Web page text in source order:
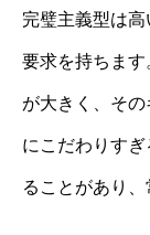
完璧主義型は
要求を持ちま
が大きく、そ
にこだわりす
ることがあり